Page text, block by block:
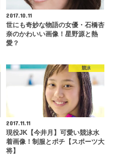
2017.10.11
世にも奇妙な物語の女優・石橋杏
奈のかわいい画像！星野源と熱
愛？
競泳
2017.11.11
現役JK【今井月】可愛い競泳水
着画像！制服とポチ【スポーツ大
将】